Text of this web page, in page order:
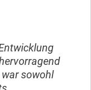
sowohl